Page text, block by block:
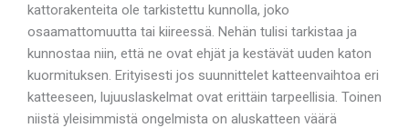
kattorakenteita ole tarkistettu kunnolla, joko
osaamattomuutta tai kiireessä. Nehän tulisi tarkistaa ja
kunnostaa niin, että ne ovat ehjät ja kestävät uuden katon
kuormituksen. Erityisesti jos suunnittelet katteenvaihtoa eri
katteeseen, lujuuslaskelmat ovat erittäin tarpeellisia. Toinen
niistä yleisimmistä ongelmista on aluskatteen väärä